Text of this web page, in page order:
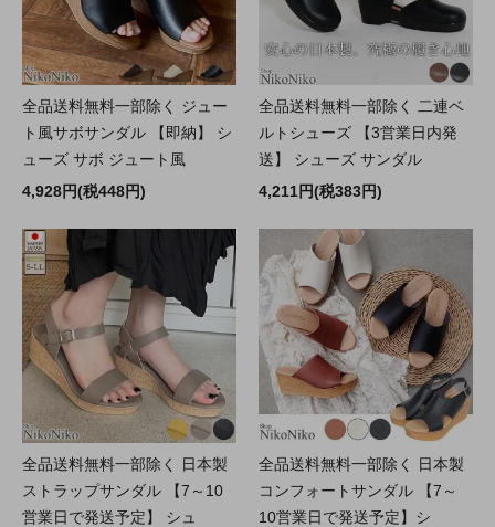
全品送料無料一部除く ジュー
ト風サボサンダル 【即納】 シ
ューズ サボ ジュート風
4,928円(税448円)
全品送料無料一部除く 二連ベ
ルトシューズ 【3営業日内発
送】 シューズ サンダル
4,211円(税383円)
全品送料無料一部除く 日本製
ストラップサンダル 【7～10
営業日で発送予定】 シュ
全品送料無料一部除く 日本製
コンフォートサンダル 【7～
10営業日で発送予定】シ